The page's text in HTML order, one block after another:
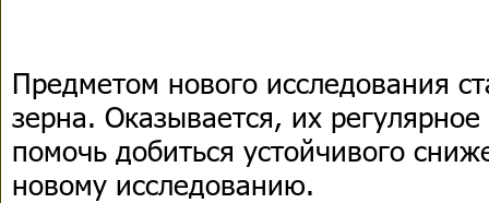
Предметом нового исследования
зерна. Оказывается, их
помочь добиться устойчивого
новому исследованию.